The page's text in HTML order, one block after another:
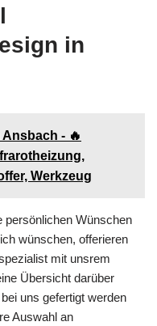
in
- 🔥
Werkzeug
persönlichen Wünschen
wünschen, offerieren
mit unsrem
Übersicht darüber
uns gefertigt werden
Auswahl an